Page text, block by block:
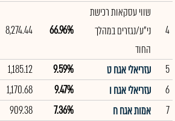
4
שווי עסקאות רכישת
ני"ע/נגזרים במהלך
החוד
66.96%
8,274.44
5 עזריאלי אגח ט 9.59%
1,185.12
6
עזריאלי אגח ו 9.47%
1,170.68
7
אמות אגח ח 7.36%
909.38